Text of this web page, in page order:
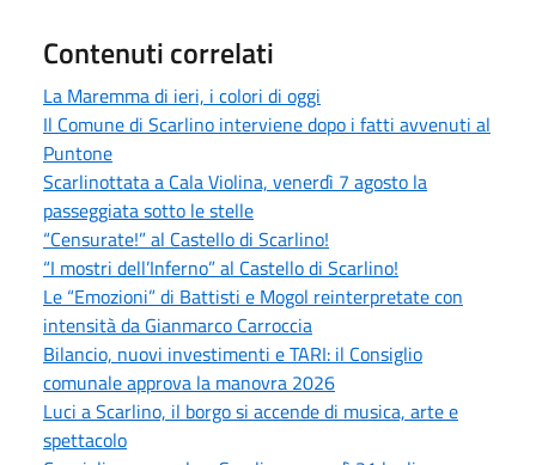
Contenuti correlati
La Maremma di ieri, i colori di oggi
Il Comune di Scarlino interviene dopo i fatti avvenuti al
Puntone
Scarlinottata a Cala Violina, venerdì 7 agosto la
passeggiata sotto le stelle
“Censurate!” al Castello di Scarlino!
“I mostri dell’Inferno” al Castello di Scarlino!
Le “Emozioni” di Battisti e Mogol reinterpretate con
intensità da Gianmarco Carroccia
Bilancio, nuovi investimenti e TARI: il Consiglio
comunale approva la manovra 2026
Luci a Scarlino, il borgo si accende di musica, arte e
spettacolo